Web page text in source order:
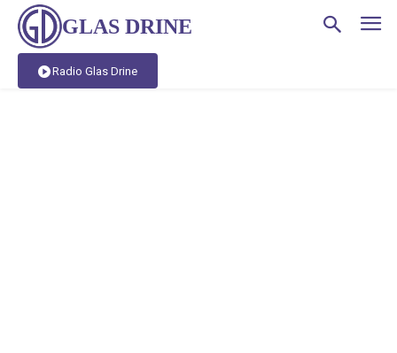
GLAS DRINE
Radio Glas Drine